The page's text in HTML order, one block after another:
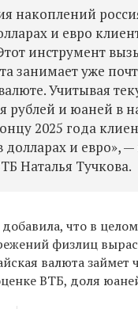
накоплений
и евро
инструмент
занимает уже
Учитывая
рублей и юаней в
2025 года
долларах и евро»,
Наталья Тучкова.
что в
физлиц
валюта займет
ВТБ, доля